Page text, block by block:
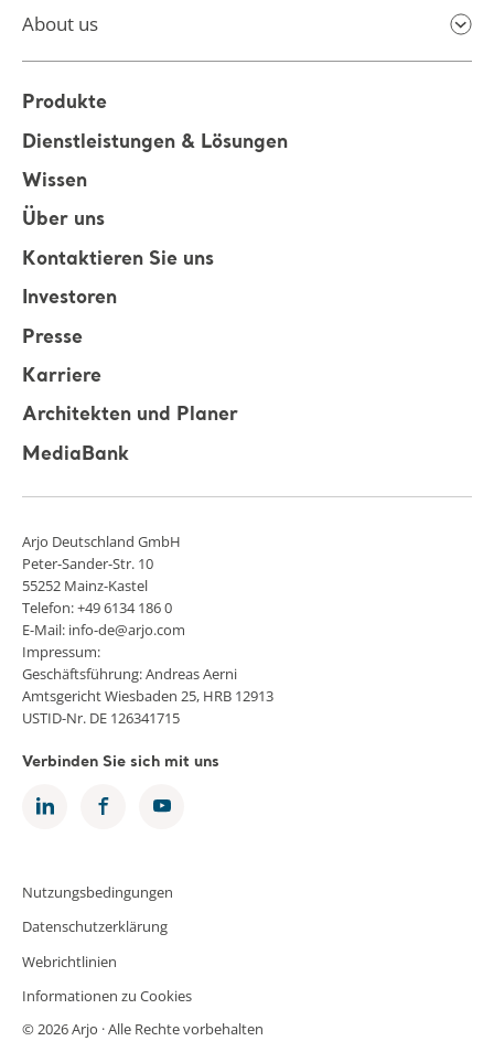
About us
Produkte
Dienstleistungen & Lösungen
Wissen
Über uns
Kontaktieren Sie uns
Investoren
Presse
Karriere
Architekten und Planer
MediaBank
Arjo Deutschland GmbH
Peter-Sander-Str. 10
55252 Mainz-Kastel
Telefon: +49 6134 186 0
E-Mail: info-de@arjo.com
Impressum:
Geschäftsführung: Andreas Aerni
Amtsgericht Wiesbaden 25, HRB 12913
USTID-Nr. DE 126341715
Verbinden Sie sich mit uns
Nutzungsbedingungen
Datenschutzerklärung
Webrichtlinien
Informationen zu Cookies
© 2026 Arjo · Alle Rechte vorbehalten